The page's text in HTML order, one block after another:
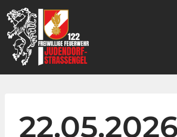
Zum
Inhalt
springen